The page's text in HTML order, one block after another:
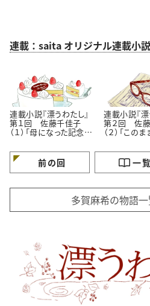
連載：saita オリジナル連載小
連載小説『漂うわたし』
第１回 佐藤千佳子
（１）「母になった記念
連載小説『漂
第２回 佐
（２）「この
前の回 一覧
多賀麻希の物語